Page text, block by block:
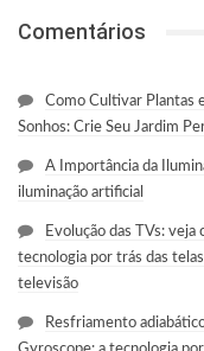
Comentários
Como Cultivar Plantas
Sonhos: Crie Seu Jardim
A Importância da
iluminação artificial
Evolução das TVs:
tecnologia por trás das
televisão
Resfriamento